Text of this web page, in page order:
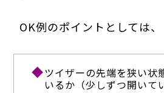
OK例のポイントとしては、
ツイザーの先端を狭い状
いるか（少しずつ開いて